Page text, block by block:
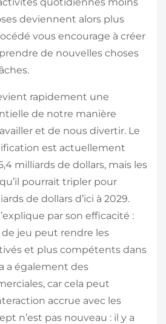
deviennent alors plus
vous encourage à créer
de nouvelles choses
rapidement une
de notre manière
et de nous divertir. Le
est actuellement
milliards de dollars, mais les
pourrait tripler pour
de dollars d’ici à 2029.
par son efficacité :
de jeu peut rendre les
et plus compétents dans
a également des
car cela peut
accrue avec les
n’est pas nouveau : il y a